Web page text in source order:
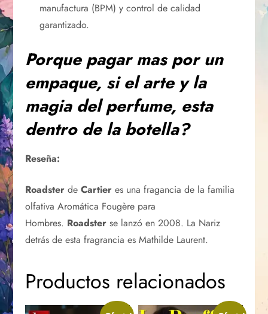
manufactura (BPM) y control de calidad
garantizado.
Porque pagar mas por un
empaque, si el arte y la
magia del perfume, esta
dentro de la botella?
Reseña:
Roadster deCartier es una fragancia de la familia
olfativa Aromática Fougère para
Hombres. Roadster se lanzó en 2008. La Nariz
detrás de esta fragrancia es Mathilde Laurent.
Productos relacionados